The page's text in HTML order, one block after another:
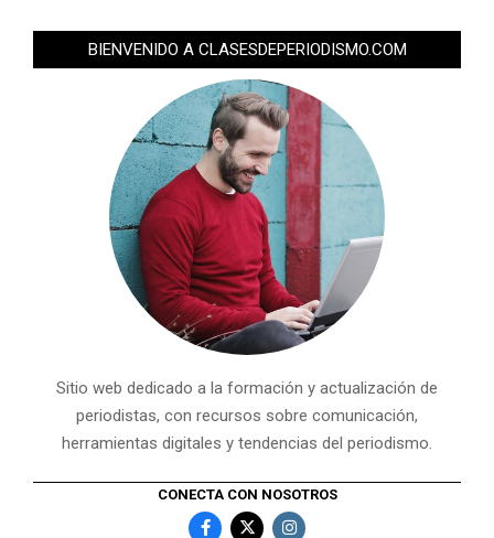
BIENVENIDO A CLASESDEPERIODISMO.COM
Sitio web dedicado a la formación y actualización de
periodistas, con recursos sobre comunicación,
herramientas digitales y tendencias del periodismo.
CONECTA CON NOSOTROS